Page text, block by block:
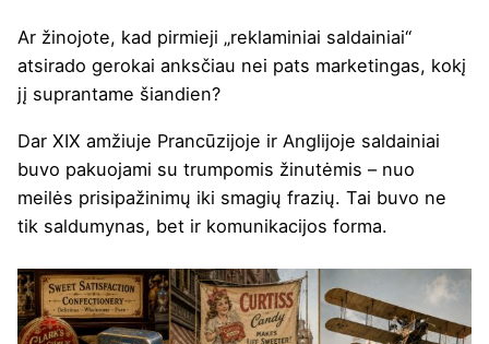
Ar žinojote, kad pirmieji „reklaminiai saldainiai“
atsirado gerokai anksčiau nei pats marketingas, kokį
jį suprantame šiandien?
Dar XIX amžiuje Prancūzijoje ir Anglijoje saldainiai
buvo pakuojami su trumpomis žinutėmis – nuo
meilės prisipažinimų iki smagių frazių. Tai buvo ne
tik saldumynas, bet ir komunikacijos forma.